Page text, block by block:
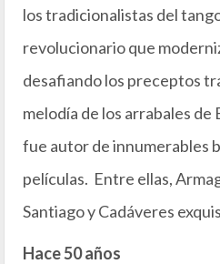
los tradicionalistas del
revolucionario que
desafiando los preceptos
melodía de los arrabales de
fue autor de innumerables
películas. Entre ellas,
Santiago y Cadáveres
Hace 50 años